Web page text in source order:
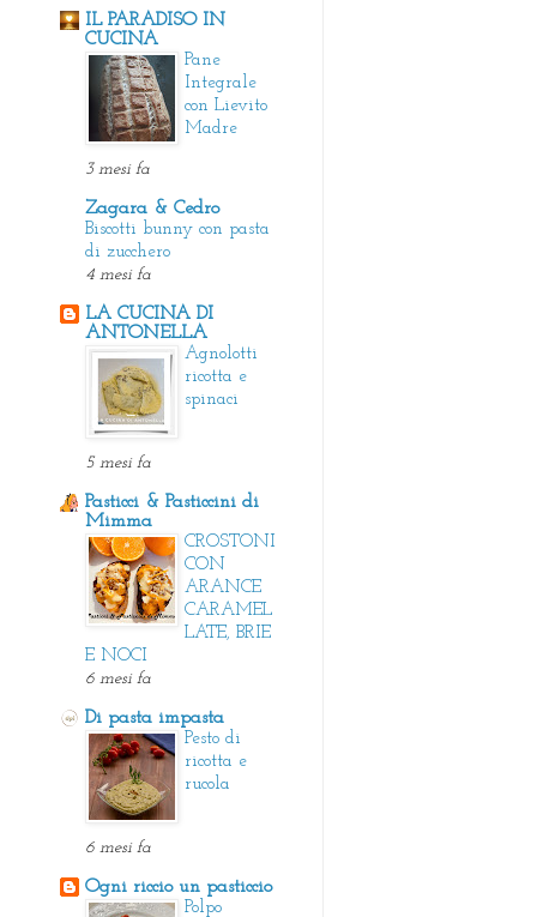
IL PARADISO IN
CUCINA
Pane
Integrale
con Lievito
Madre
3 mesi fa
Zagara & Cedro
Biscotti bunny con pasta
di zucchero
4 mesi fa
LA CUCINA DI
ANTONELLA
Agnolotti
ricotta e
spinaci
5 mesi fa
Pasticci & Pasticcini di
Mimma
CROSTONI
CON
ARANCE
CARAMEL
LATE, BRIE
E NOCI
6 mesi fa
Di pasta impasta
Pesto di
ricotta e
rucola
6 mesi fa
Ogni riccio un pasticcio
Polpo